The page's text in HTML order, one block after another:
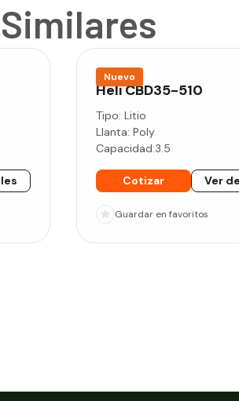
HeliCBD35-510
Tipo:Litio
Llanta:Poly
Capacidad:3.5
Cotizar Ver
Guardar en favoritos
Nuevo